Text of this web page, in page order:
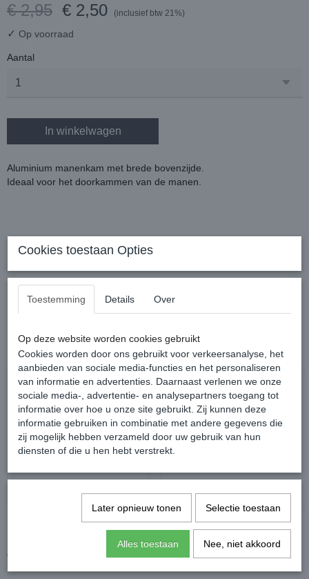
€ 2,95 € 2,50 (inclusief btw 21%)
✓ Op voorraad
Aantal
In winkelwagen
Aluminium manenkam met brede bovenzijde.
Ideaal voor het doorkammen van de manen.
Reacties
Ook interessant
Leovet TamTam Zomerspray
€ 19,95
Rambo Flymask Plus
€ 35,95 € 49,95
Cookies toestaan Opties
Toestemming Details Over
Op deze website worden cookies gebruikt
Cookies worden door ons gebruikt voor verkeersanalyse, het
aanbieden van sociale media-functies en het personaliseren
van informatie en advertenties. Daarnaast verlenen we onze
sociale media-, advertentie- en analysepartners toegang tot
informatie over hoe u onze site gebruikt. Zij kunnen deze
informatie gebruiken in combinatie met andere gegevens die
zij mogelijk hebben verzameld door uw gebruik van hun
diensten of die u hen hebt verstrekt.
Later opnieuw tonen Selectie toestaan
Alles toestaan Nee, niet akkoord